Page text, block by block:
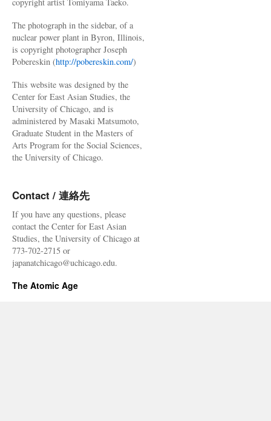
The photograph in the sidebar, of a
nuclear power plant in Byron, Illinois,
is copyright photographer Joseph
Pobereskin (http://pobereskin.com/)
This website was designed by the
Center for East Asian Studies, the
University of Chicago, and is
administered by Masaki Matsumoto,
Graduate Student in the Masters of
Arts Program for the Social Sciences,
the University of Chicago.
Contact / 連絡先
If you have any questions, please
contact the Center for East Asian
Studies, the University of Chicago at
773-702-2715 or
japanatchicago@uchicago.edu.
The Atomic Age